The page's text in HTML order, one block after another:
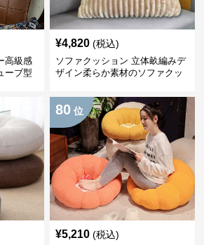
高級感
ーブ型
¥4,820 (税込)
ソファクッション 立体畝編みデ
ザイン柔らか素材のソファクッ
80 位
¥5,210 (税込)